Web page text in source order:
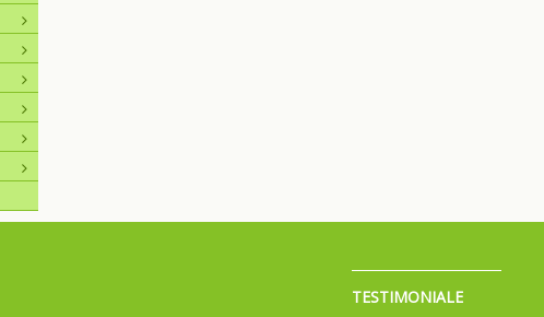
TESTIMONIALE